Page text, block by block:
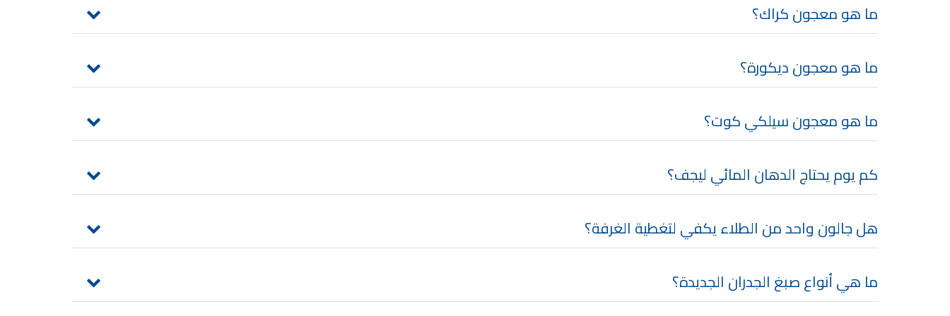
ما هو معجون كراك؟
ما هو معجون ديكورة؟
ما هو معجون سيلكي كوت؟
كم يوم يحتاج الدهان المائي ليجف؟
هل جالون واحد من الطلاء يكفي لتغطية الغرفة؟
ما هي أنواع صبغ الجدران الجديدة؟